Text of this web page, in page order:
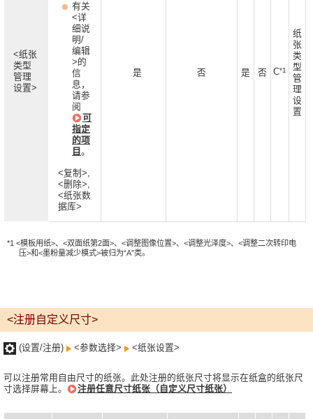
<纸张
类型
管理
设置>
有关
<详
细说
明/
编辑
>的
信
息，
请参
阅
可
指定
的项
目 。
<复制>,
<删除>,
<纸张数
据库>
是 否 是 否 C*1
纸
张
类
型
管
理
设
置
*1 <模板用纸>、<双面纸第2面>、<调整图像位置>、<调整光泽度>、<调整二次转印电
压>和<墨粉量减少模式>被归为“A”类。
<注册自定义尺寸>
(设置/注册) <参数选择> <纸张设置>
可以注册常用自由尺寸的纸张。此处注册的纸张尺寸将显示在纸盒的纸张尺
寸选择屏幕上。
注册任意尺寸纸张（自定义尺寸纸张）